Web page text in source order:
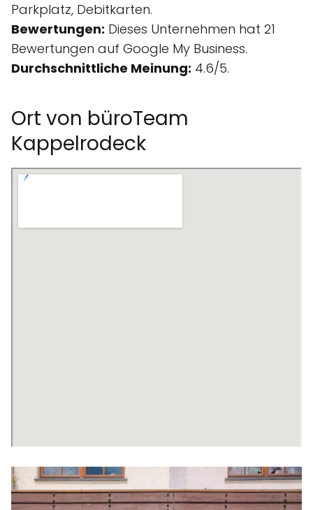
Parkplatz, Debitkarten.
Bewertungen: Dieses Unternehmen hat 21
Bewertungen auf Google My Business.
Durchschnittliche Meinung: 4.6/5.
Ort von büroTeam
Kappelrodeck